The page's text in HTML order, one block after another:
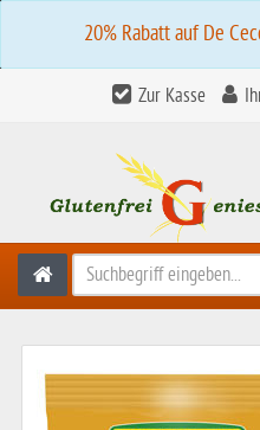
20% Rabatt auf De
Zur Kasse